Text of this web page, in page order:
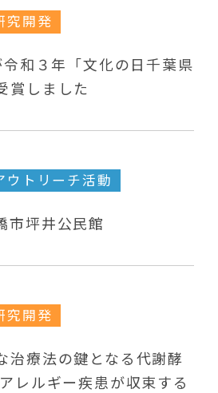
究開発
和３年「文化の日千葉県
賞しました
ウトリーチ活動
市坪井公民館
究開発
治療法の鍵となる代謝酵
レルギー疾患が収束する